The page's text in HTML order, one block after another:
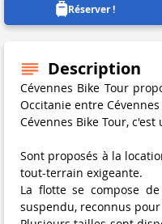
Réserver !
Description
Cévennes Bike Tour
Occitanie entre
Cévennes Bike Tour,
Sont proposés à la
tout-terrain exigeante.
La flotte se compose
suspendu, reconnus